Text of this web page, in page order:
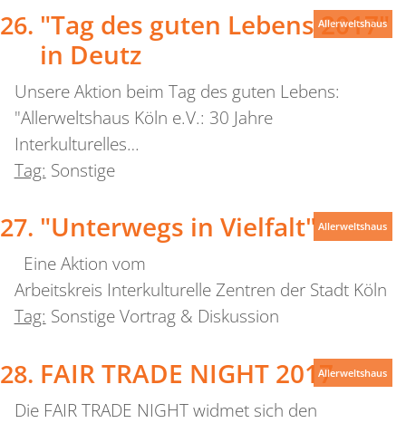
"Tag des guten Lebens 2017"
in Deutz
Unsere Aktion beim Tag des guten Lebens:
"Allerweltshaus Köln e.V.: 30 Jahre
Interkulturelles…
Tag: Sonstige
Allerweltshaus
"Unterwegs in Vielfalt"
Eine Aktion vom
Arbeitskreis Interkulturelle Zentren der Stadt Köln
Tag: Sonstige Vortrag & Diskussion
Allerweltshaus
FAIR TRADE NIGHT 2017
Die FAIR TRADE NIGHT widmet sich den
Allerweltshaus